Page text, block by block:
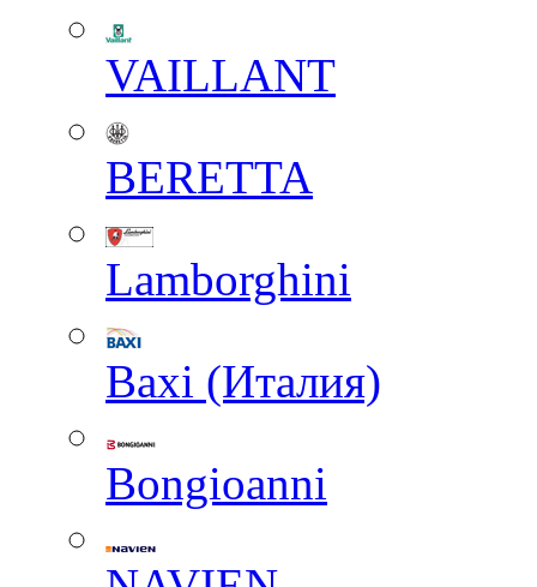
VAILLANT
BERETTA
Lamborghini
Baxi (Италия)
Вongioanni